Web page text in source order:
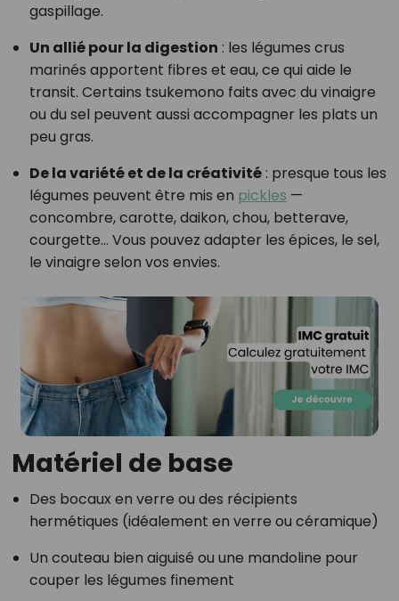
gaspillage.
Un allié pour la digestion : les légumes crus
marinés apportent fibres et eau, ce qui aide le
transit. Certains tsukemono faits avec du vinaigre
ou du sel peuvent aussi accompagner les plats un
peu gras.
De la variété et de la créativité: presque tous les
légumes peuvent être mis en pickles —
concombre, carotte, daikon, chou, betterave,
courgette… Vous pouvez adapter les épices, le sel,
le vinaigre selon vos envies.
Matériel de base
Des bocaux en verre ou des récipients
hermétiques (idéalement en verre ou céramique)
Un couteau bien aiguisé ou une mandoline pour
couper les légumes finement